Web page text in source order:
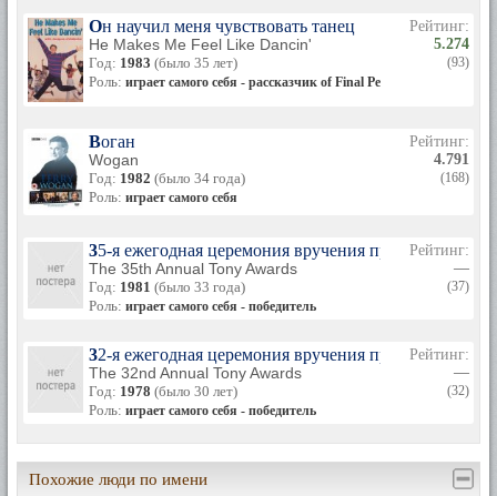
Он научил меня чувствовать танец
He Makes Me Feel Like Dancin'
Год: 1983 (было 35 лет)
Роль: играет самого себя - рассказчик of Final Performance
Рейтинг:
5.274
(93)
Воган
Wogan
Год: 1982 (было 34 года)
Роль: играет самого себя
Рейтинг:
4.791
(168)
35-я ежегодная церемония вручения премии «Тони»
The 35th Annual Tony Awards
Год: 1981 (было 33 года)
Роль: играет самого себя - победитель
Рейтинг:
—
(37)
32-я ежегодная церемония вручения премии «Тони»
The 32nd Annual Tony Awards
Год: 1978 (было 30 лет)
Роль: играет самого себя - победитель
Рейтинг:
—
(32)
Похожие люди по имени